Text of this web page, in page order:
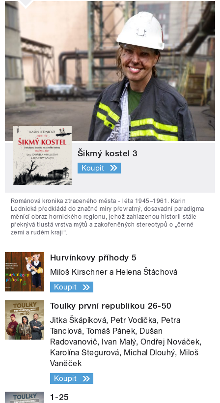
Šikmý kostel 3
Koupit
Románová kronika ztraceného města - léta 1945–1961. Karin
Lednická předkládá do značné míry převratný, dosavadní paradigma
měnící obraz hornického regionu, jehož zahlazenou historii stále
překrývá tlustá vrstva mýtů a zakořeněných stereotypů o „černé
zemi a rudém kraji“.
Hurvínkovy příhody 5
Miloš Kirschner a Helena Štáchová
Koupit
Toulky první republikou 26-50
Jitka Škápíková, Petr Vodička, Petra
Tanclová, Tomáš Pánek, Dušan
Radovanovič, Ivan Malý, Ondřej Nováček,
Karolína Stegurová, Michal Dlouhý, Miloš
Vaněček
Koupit
1-25